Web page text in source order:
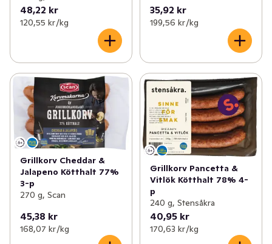
48,22 kr
120,55 kr /kg
35,92 kr
199,56 kr /kg
Grillkorv Cheddar &
Jalapeno Kötthalt 77%
3-p
270 g, Scan
45,38 kr
168,07 kr /kg
Grillkorv Pancetta &
Vitlök Kötthalt 78% 4-
p
240 g, Stensåkra
40,95 kr
170,63 kr /kg